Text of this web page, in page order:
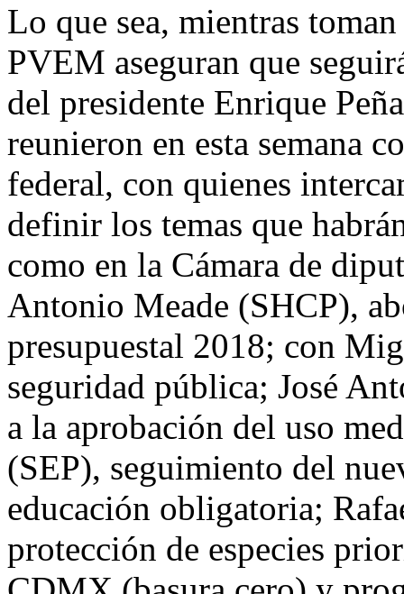
Lo que sea, mientras
PVEM aseguran que
del presidente Enrique
reunieron en esta semana
federal, con quienes
definir los temas que
como en la Cámara de
Antonio Meade (SHCP),
presupuestal 2018; con
seguridad pública; José
a la aprobación del uso
(SEP), seguimiento del
educación obligatoria;
protección de especies